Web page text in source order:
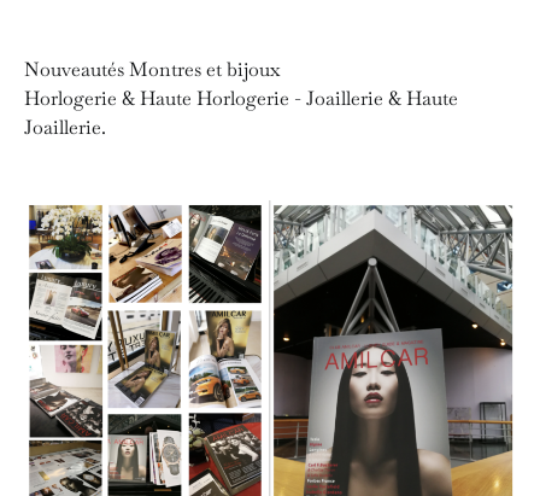
Nouveautés Montres et bijoux
Horlogerie & Haute Horlogerie - Joaillerie & Haute
Joaillerie.